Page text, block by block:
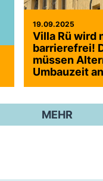
19.09.2025
Villa Rü wird
barrierefrei!
müssen
Umbauzeit
MEHR